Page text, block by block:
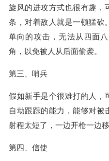
旋风的进攻方式也很有趣，
条，对着敌人就是一顿猛砍
单向的攻击，无法从四面
角，以免被人从后面偷袭。
第三、哨兵
假如新手是个很难打的人，
自动跟踪的能力，能够对被
射程太短了，一边开枪一边移
第四、信使